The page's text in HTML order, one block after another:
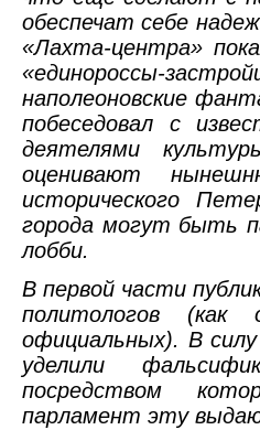
обеспечат себе
«Лахта-центра»
«единороссы-
наполеоновские
побеседовал с
деятелями
оценивают
исторического
города могут быть
лобби.
В первой части
политологов (как
официальных). В
уделили
посредством
парламент эту